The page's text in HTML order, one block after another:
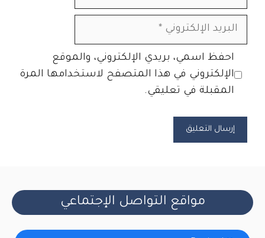
البريد
الموقع
الإلكتروني
احفظ اسمي، بريدي الإلكتروني، والموقع
الإلكتروني في هذا المتصفح لاستخدامها المرة
المقبلة في تعليقي.
مواقع التواصل الإجتماعي